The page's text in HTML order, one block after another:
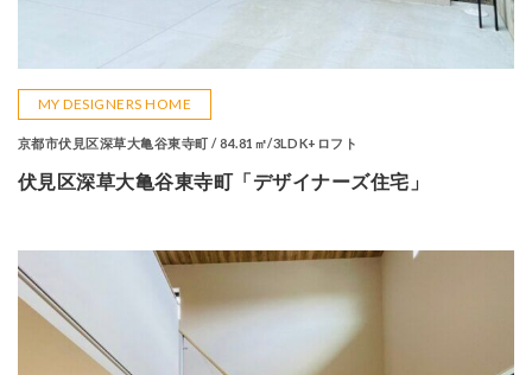
MY DESIGNERS HOME
京都市伏見区深草大亀谷東寺町 / 84.81㎡/3LDK+ロフト
伏見区深草大亀谷東寺町「デザイナーズ住宅」